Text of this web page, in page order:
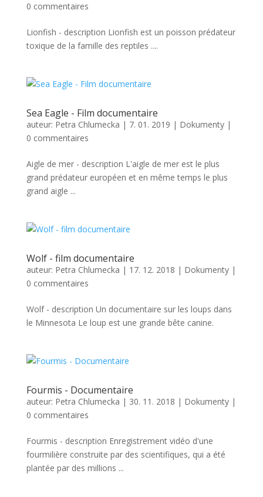
0 commentaires
Lionfish - description Lionfish est un poisson prédateur
toxique de la famille des reptiles ....
Sea Eagle - Film documentaire
auteur: Petra Chlumecka | 7. 01. 2019 | Dokumenty|
0 commentaires
Aigle de mer - description L'aigle de mer est le plus
grand prédateur européen et en même temps le plus
grand aigle ...
Wolf - film documentaire
auteur: Petra Chlumecka | 17. 12. 2018 | Dokumenty|
0 commentaires
Wolf - description Un documentaire sur les loups dans
le Minnesota Le loup est une grande bête canine.
Fourmis - Documentaire
auteur: Petra Chlumecka | 30. 11. 2018 | Dokumenty|
0 commentaires
Fourmis - description Enregistrement vidéo d'une
fourmilière construite par des scientifiques, qui a été
plantée par des millions ...